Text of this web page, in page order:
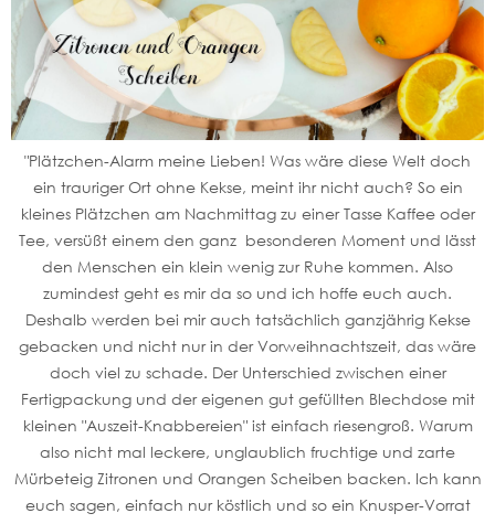
"Plätzchen-Alarm meine Lieben! Was wäre diese Welt doch
ein trauriger Ort ohne Kekse, meint ihr nicht auch? So ein
kleines Plätzchen am Nachmittag zu einer Tasse Kaffee oder
Tee, versüßt einem den ganz besonderen Moment und lässt
den Menschen ein klein wenig zur Ruhe kommen. Also
zumindest geht es mir da so und ich hoffe euch auch.
Deshalb werden bei mir auch tatsächlich ganzjährig Kekse
gebacken und nicht nur in der Vorweihnachtszeit, das wäre
doch viel zu schade. Der Unterschied zwischen einer
Fertigpackung und der eigenen gut gefüllten Blechdose mit
kleinen "Auszeit-Knabbereien" ist einfach riesengroß. Warum
also nicht mal leckere, unglaublich fruchtige und zarte
Mürbeteig Zitronen und Orangen Scheiben backen. Ich kann
euch sagen, einfach nur köstlich und so ein Knusper-Vorrat